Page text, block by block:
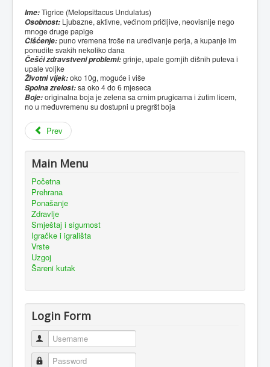
Ime:Tigrice (Melopsittacus Undulatus)
Osobnost: Ljubazne, aktivne, većinom pričljive, neovisnije nego
mnoge druge papige
Čišćenje:puno vremena troše na uređivanje perja, a kupanje im
ponudite svakih nekoliko dana
Češći zdravstveni problemi:grinje, upale gornjih dišnih puteva i
upale voljke
Životni vijek:oko 10g, moguće i više
Spolna zrelost:sa oko 4 do 6 mjeseca
Boje:originalna boja je zelena sa crnim prugicama i žutim licem,
no u međuvremenu su dostupni u pregršt boja
Prev
Main Menu
Početna
Prehrana
Ponašanje
Zdravlje
Smještaj i sigurnost
Igračke i igrališta
Vrste
Uzgoj
Šareni kutak
Login Form
Username
Password